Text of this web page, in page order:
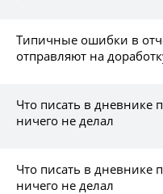
Типичные ошибки в
отправляют на
Что писать в дневнике
ничего не делал
Что писать в дневнике
ничего не делал